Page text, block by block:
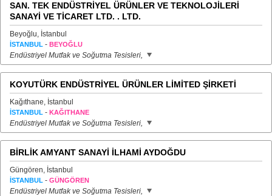
SAN. TEK ENDÜSTRİYEL ÜRÜNLER VE TEKNOLOJİLERİ
SANAYİ VE TİCARET LTD. . LTD.
Beyoğlu, İstanbul
İSTANBUL - BEYOĞLU
Endüstriyel Mutfak ve Soğutma Tesisleri,
KOYUTÜRK ENDÜSTRİYEL ÜRÜNLER LİMİTED ŞİRKETİ
Kağıthane, İstanbul
İSTANBUL - KAĞITHANE
Endüstriyel Mutfak ve Soğutma Tesisleri,
BİRLİK AMYANT SANAYİ İLHAMİ AYDOĞDU
Güngören, İstanbul
İSTANBUL - GÜNGÖREN
Endüstriyel Mutfak ve Soğutma Tesisleri,